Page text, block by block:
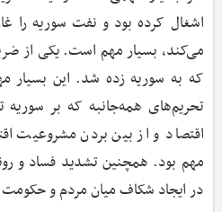
اشغال کرده بود و نفت سوریه را
می‌کند، بسیار مهم است. یکی از
که به سوریه زده شد. این
تحریم‌های همه‌جانبه که بر
اقتصاد و از بین بردن مشروعیت
مهم بود. همچنین تشدید فساد و
در ایجاد شکاف میان مردم و